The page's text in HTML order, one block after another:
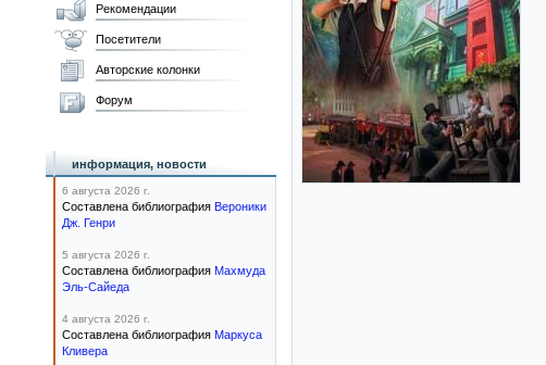
Рекомендации
Посетители
Авторские колонки
Форум
информация, новости
6 августа 2026 г.
Составлена библиография Вероники
Дж. Генри
5 августа 2026 г.
Составлена библиография Махмуда
Эль-Сайеда
4 августа 2026 г.
Составлена библиография Маркуса
Кливера